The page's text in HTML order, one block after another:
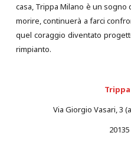
casa, Trippa Milano è un
morire, continuerà a farci
quel coraggio diventato
rimpianto.
Via Giorgio Vasari, 3